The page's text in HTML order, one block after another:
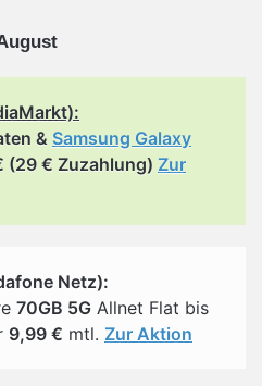
& Samsung Galaxy
(29 € Zuzahlung) Zur
Netz):
70GB 5G Allnet Flat bis
9,99 € mtl. Zur Aktion